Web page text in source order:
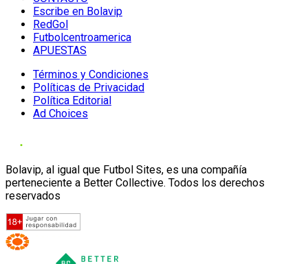
Escribe en Bolavip
RedGol
Futbolcentroamerica
APUESTAS
Términos y Condiciones
Políticas de Privacidad
Política Editorial
Ad Choices
Bolavip, al igual que Futbol Sites, es una compañía
perteneciente a Better Collective. Todos los derechos
reservados